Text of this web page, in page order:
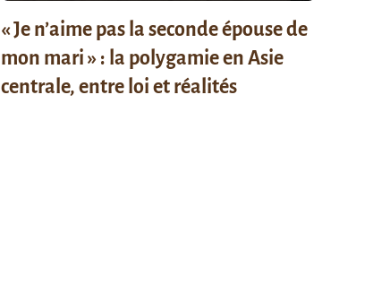
« Je n’aime pas la seconde épouse de
mon mari » : la polygamie en Asie
centrale, entre loi et réalités